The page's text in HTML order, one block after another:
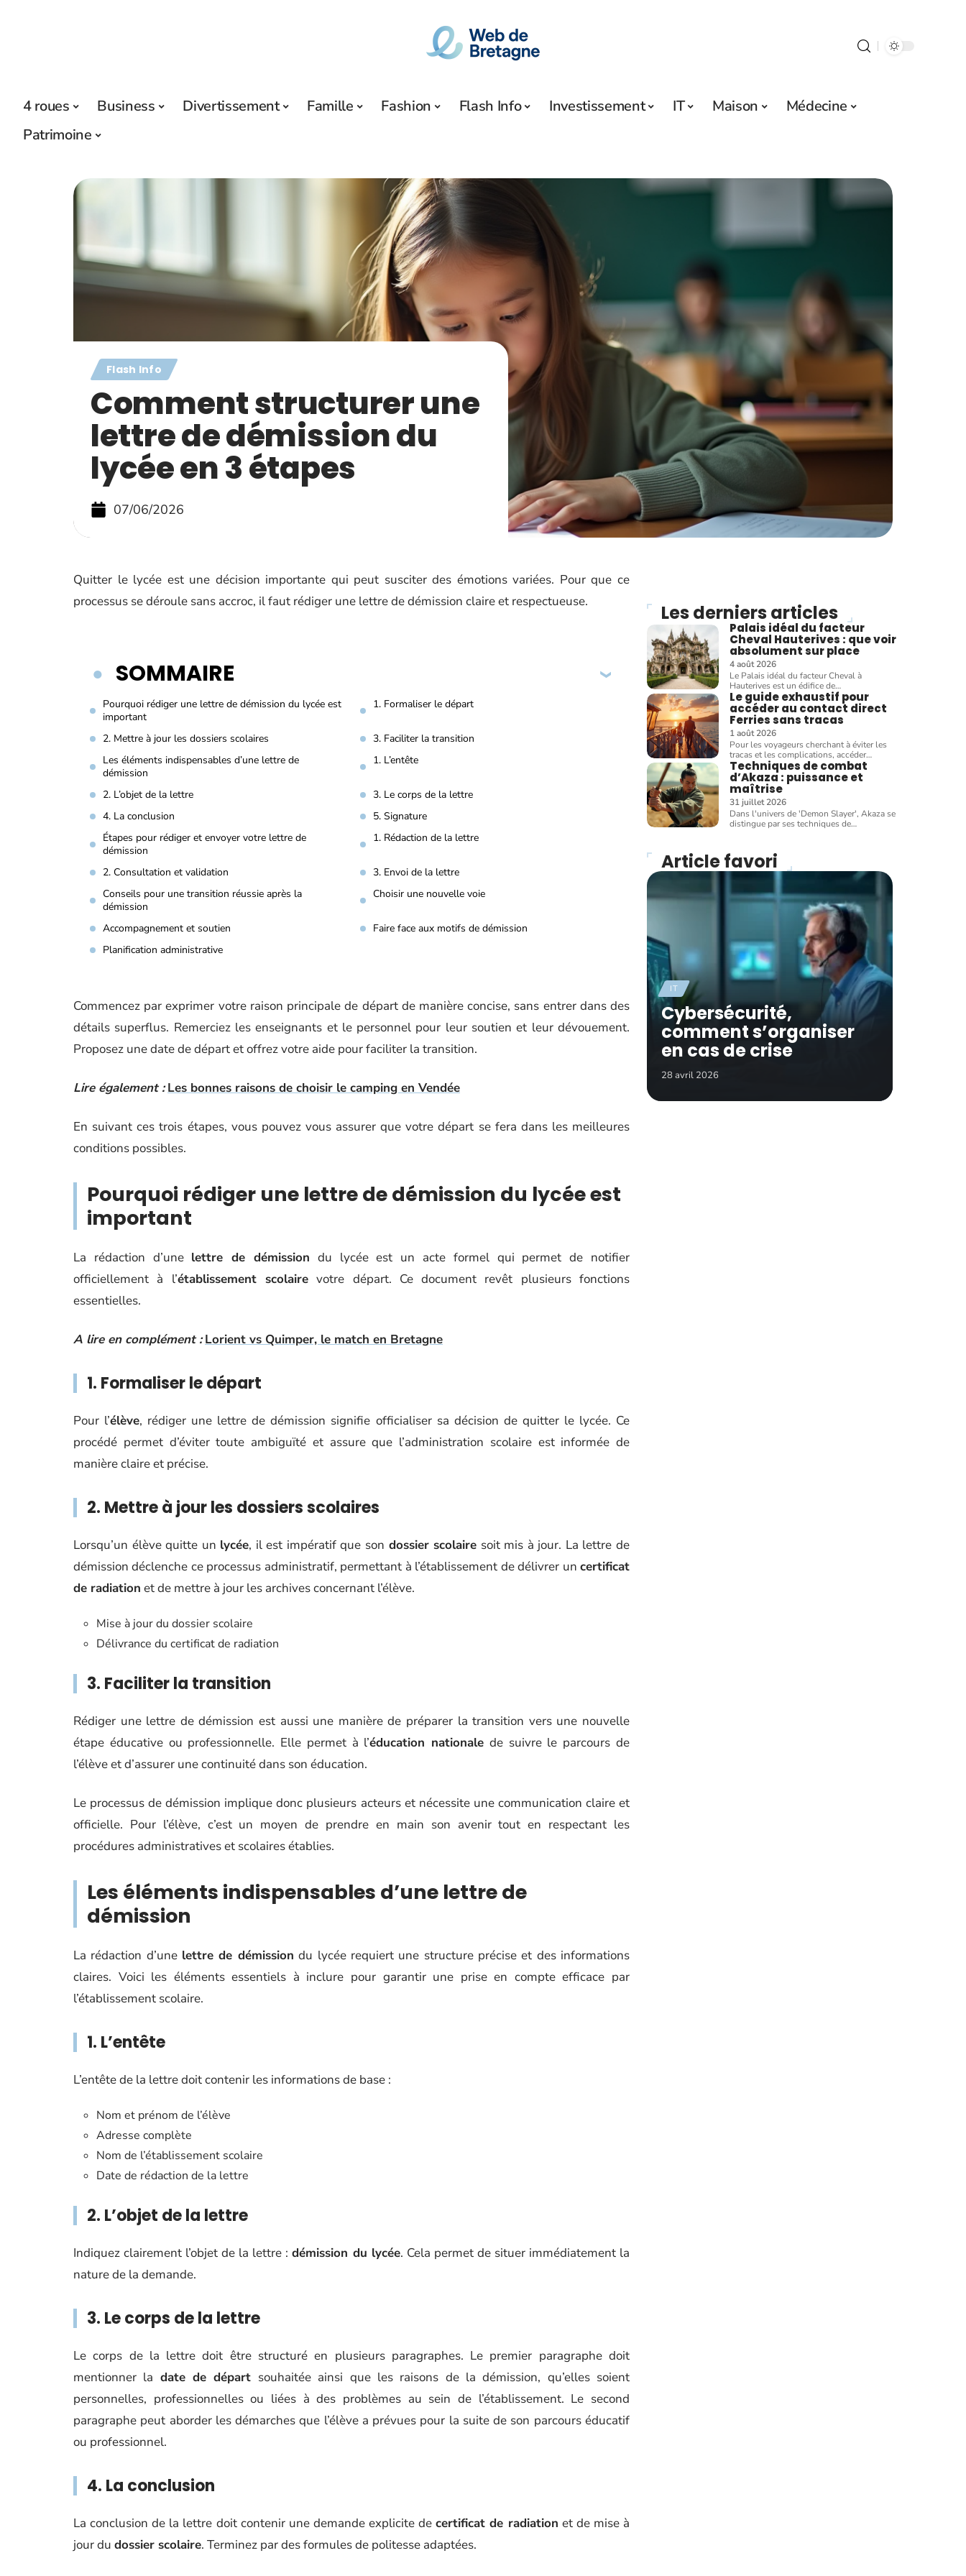
4 roues Business Divertissement Famille Fashion Flash Info Investissement IT Maison
Médecine
Patrimoine
Flash Info
Comment structurer une
lettre de démission du
lycée en 3 étapes
07/06/2026
Quitter le lycée est une décision importante qui peut susciter des émotions variées. Pour que ce
processus se déroule sans accroc, il faut rédiger une lettre de démission claire et respectueuse.
SOMMAIRE
Pourquoi rédiger une lettre de démission du lycée est
important
1. Formaliser le départ
2. Mettre à jour les dossiers scolaires
3. Faciliter la transition
Les éléments indispensables d’une lettre de
démission
1. L’entête
2. L’objet de la lettre
3. Le corps de la lettre
4. La conclusion
5. Signature
Étapes pour rédiger et envoyer votre lettre de
démission
1. Rédaction de la lettre
2. Consultation et validation
3. Envoi de la lettre
Conseils pour une transition réussie après la
démission
Choisir une nouvelle voie
Accompagnement et soutien
Faire face aux motifs de démission
Planification administrative
Commencez par exprimer votre raison principale de départ de manière concise, sans entrer dans des
détails superflus. Remerciez les enseignants et le personnel pour leur soutien et leur dévouement.
Proposez une date de départ et offrez votre aide pour faciliter la transition.
Lire également : Les bonnes raisons de choisir le camping en Vendée
En suivant ces trois étapes, vous pouvez vous assurer que votre départ se fera dans les meilleures
conditions possibles.
Pourquoi rédiger une lettre de démission du lycée est
important
La rédaction d’une lettre de démission du lycée est un acte formel qui permet de notifier
officiellement à l’établissement scolairevotre départ. Ce document revêt plusieurs fonctions
essentielles.
A lire en complément : Lorient vs Quimper, le match en Bretagne
1. Formaliser le départ
Pour l’élève, rédiger une lettre de démission signifie officialiser sa décision de quitter le lycée. Ce
procédé permet d’éviter toute ambiguïté et assure que l’administration scolaire est informée de
manière claire et précise.
2. Mettre à jour les dossiers scolaires
Lorsqu’un élève quitte un lycée, il est impératif que son dossier scolaire soit mis à jour. La lettre de
démission déclenche ce processus administratif, permettant à l’établissement de délivrer un certificat
de radiation et de mettre à jour les archives concernant l’élève.
Mise à jour du dossier scolaire
Délivrance du certificat de radiation
3. Faciliter la transition
Rédiger une lettre de démission est aussi une manière de préparer la transition vers une nouvelle
étape éducative ou professionnelle. Elle permet à l’éducation nationale de suivre le parcours de
l’élève et d’assurer une continuité dans son éducation.
Le processus de démission implique donc plusieurs acteurs et nécessite une communication claire et
officielle. Pour l’élève, c’est un moyen de prendre en main son avenir tout en respectant les
procédures administratives et scolaires établies.
Les éléments indispensables d’une lettre de
démission
La rédaction d’une lettre de démission du lycée requiert une structure précise et des informations
claires. Voici les éléments essentiels à inclure pour garantir une prise en compte efficace par
l’établissement scolaire.
1. L’entête
L’entête de la lettre doit contenir les informations de base :
Nom et prénom de l’élève
Adresse complète
Nom de l’établissement scolaire
Date de rédaction de la lettre
2. L’objet de la lettre
Indiquez clairement l’objet de la lettre :démission du lycée. Cela permet de situer immédiatement la
nature de la demande.
3. Le corps de la lettre
Le corps de la lettre doit être structuré en plusieurs paragraphes. Le premier paragraphe doit
mentionner la date de départ souhaitée ainsi que les raisons de la démission, qu’elles soient
personnelles, professionnelles ou liées à des problèmes au sein de l’établissement. Le second
paragraphe peut aborder les démarches que l’élève a prévues pour la suite de son parcours éducatif
ou professionnel.
4. La conclusion
La conclusion de la lettre doit contenir une demande explicite decertificat de radiation et de mise à
jour du dossier scolaire. Terminez par des formules de politesse adaptées.
Les derniers articles
Palais idéal du facteur
Cheval Hauterives : que voir
absolument sur place
4 août 2026
Le Palais idéal du facteur Cheval à
Hauterives est un édifice de…
Le guide exhaustif pour
accéder au contact direct
Ferries sans tracas
1 août 2026
Pour les voyageurs cherchant à éviter les
tracas et les complications, accéder…
Techniques de combat
d’Akaza : puissance et
maîtrise
31 juillet 2026
Dans l'univers de 'Demon Slayer', Akaza se
distingue par ses techniques de…
Article favori
IT
Cybersécurité,
comment s’organiser
en cas de crise
28 avril 2026